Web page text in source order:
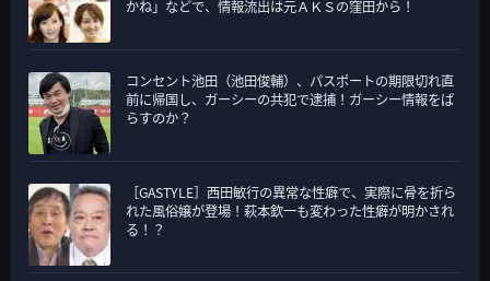
かね」などで、情報流出は元ＡＫＳの窪田から！
コンセント池田（池田俊輔）、パスポートの期限切れ直
前に帰国し、ガーシーの共犯で逮捕！ガーシー情報をば
らすのか？
［GASTYLE］西田敏行の異常な性癖で、実際に骨を折ら
れた風俗嬢が登場！萩本欽一も変わった性癖が明かされ
る！？